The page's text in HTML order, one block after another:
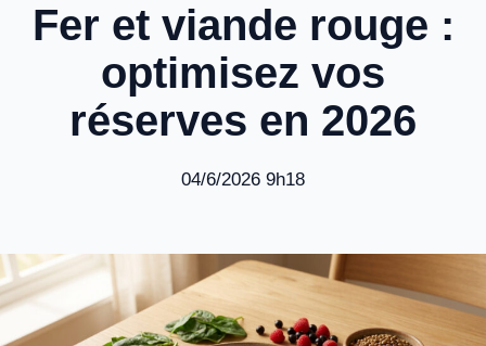
Fer et viande rouge :
optimisez vos
réserves en 2026
04/6/2026 9h18